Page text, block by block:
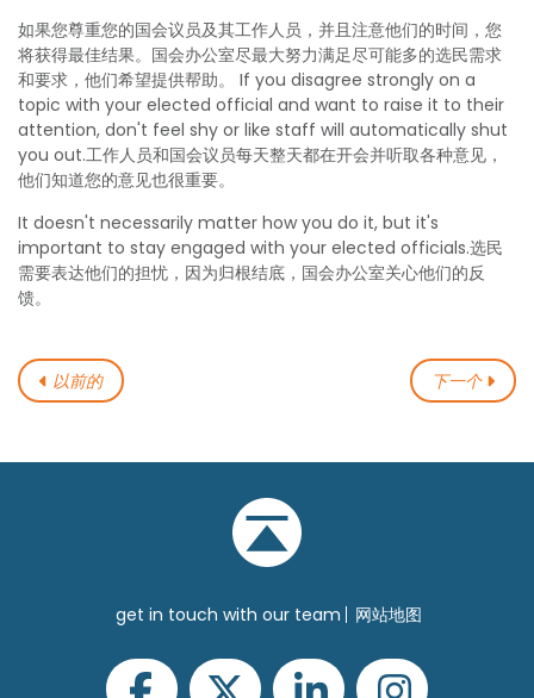
如果您尊重您的国会议员及其工作人员，并且注意他们的时间，您
将获得最佳结果。国会办公室尽最大努力满足尽可能多的选民需求
和要求，他们希望提供帮助。 If you disagree strongly on a
topic with your elected official and want to raise it to their
attention, don't feel shy or like staff will automatically shut
you out.工作人员和国会议员每天整天都在开会并听取各种意见，
他们知道您的意见也很重要。
It doesn't necessarily matter how you do it, but it's
important to stay engaged with your elected officials.选民
需要表达他们的担忧，因为归根结底，国会办公室关心他们的反
馈。
以前的 下一个
get in touch with our team 网站地图